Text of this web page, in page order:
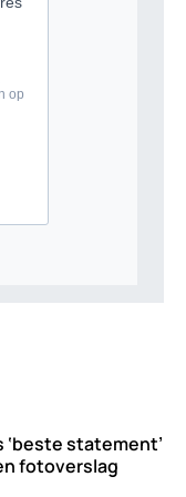
statement’
fotoverslag